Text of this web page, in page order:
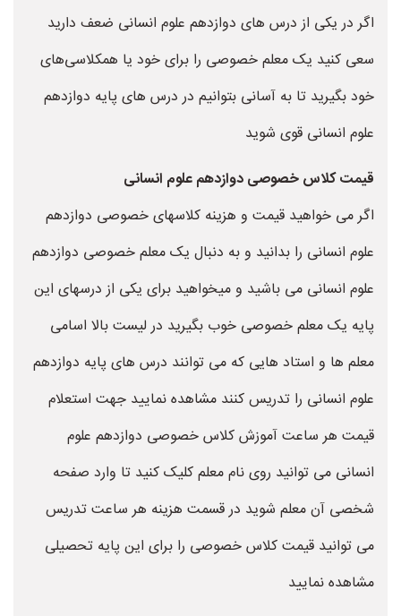
اگر در یکی از درس های دوازدهم علوم انسانی ضعف دارید
سعی کنید یک معلم خصوصی را برای خود یا همکلاسی‌های
خود بگیرید تا به آسانی بتوانیم در درس های پایه دوازدهم
علوم انسانی قوی شوید
قیمت کلاس خصوصی دوازدهم علوم انسانی
اگر می خواهید قیمت و هزینه کلاسهای خصوصی دوازدهم
علوم انسانی را بدانید و به دنبال یک معلم خصوصی دوازدهم
علوم انسانی می باشید و میخواهید برای یکی از درسهای این
پایه یک معلم خصوصی خوب بگیرید در لیست بالا اسامی
معلم ها و استاد هایی که می توانند درس های پایه دوازدهم
علوم انسانی را تدریس کنند مشاهده نمایید جهت استعلام
قیمت هر ساعت آموزش کلاس خصوصی دوازدهم علوم
انسانی می توانید روی نام معلم کلیک کنید تا وارد صفحه
شخصی آن معلم شوید در قسمت هزینه هر ساعت تدریس
می توانید قیمت کلاس خصوصی را برای این پایه تحصیلی
مشاهده نمایید